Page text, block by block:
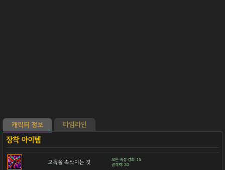
캐릭터 정보 타임라인
모독을 속삭이는 깃
모든 속성 강화: 15
공격력: 30